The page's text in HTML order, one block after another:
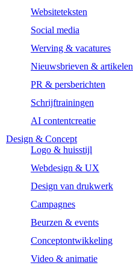
Websiteteksten
Social media
Werving & vacatures
Nieuwsbrieven & artikelen
PR & persberichten
Schrijftrainingen
AI contentcreatie
Design & Concept
Logo & huisstijl
Webdesign & UX
Design van drukwerk
Campagnes
Beurzen & events
Conceptontwikkeling
Video & animatie